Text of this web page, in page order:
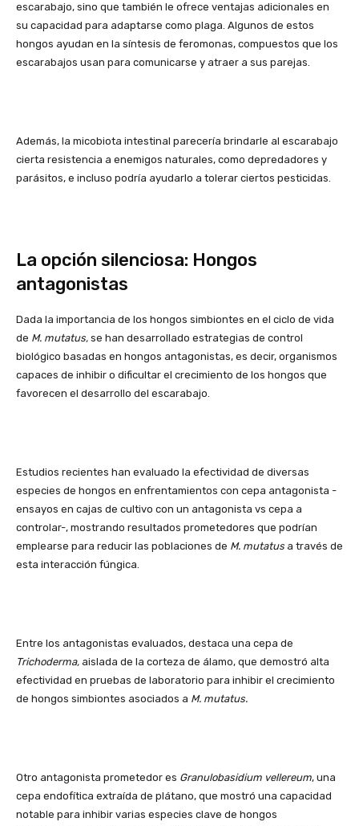
escarabajo, sino que también le ofrece ventajas adicionales en
su capacidad para adaptarse como plaga. Algunos de estos
hongos ayudan en la síntesis de feromonas, compuestos que los
escarabajos usan para comunicarse y atraer a sus parejas.
Además, la micobiota intestinal parecería brindarle al escarabajo
cierta resistencia a enemigos naturales, como depredadores y
parásitos, e incluso podría ayudarlo a tolerar ciertos pesticidas.
La opción silenciosa: Hongos
antagonistas
Dada la importancia de los hongos simbiontes en el ciclo de vida
de M. mutatus, se han desarrollado estrategias de control
biológico basadas en hongos antagonistas, es decir, organismos
capaces de inhibir o dificultar el crecimiento de los hongos que
favorecen el desarrollo del escarabajo.
Estudios recientes han evaluado la efectividad de diversas
especies de hongos en enfrentamientos con cepa antagonista -
ensayos en cajas de cultivo con un antagonista vs cepa a
controlar-, mostrando resultados prometedores que podrían
emplearse para reducir las poblaciones de M. mutatus a través de
esta interacción fúngica.
Entre los antagonistas evaluados, destaca una cepa de
Trichoderma, aislada de la corteza de álamo, que demostró alta
efectividad en pruebas de laboratorio para inhibir el crecimiento
de hongos simbiontes asociados a M. mutatus.
Otro antagonista prometedor es Granulobasidium vellereum, una
cepa endofítica extraída de plátano, que mostró una capacidad
notable para inhibir varias especies clave de hongos